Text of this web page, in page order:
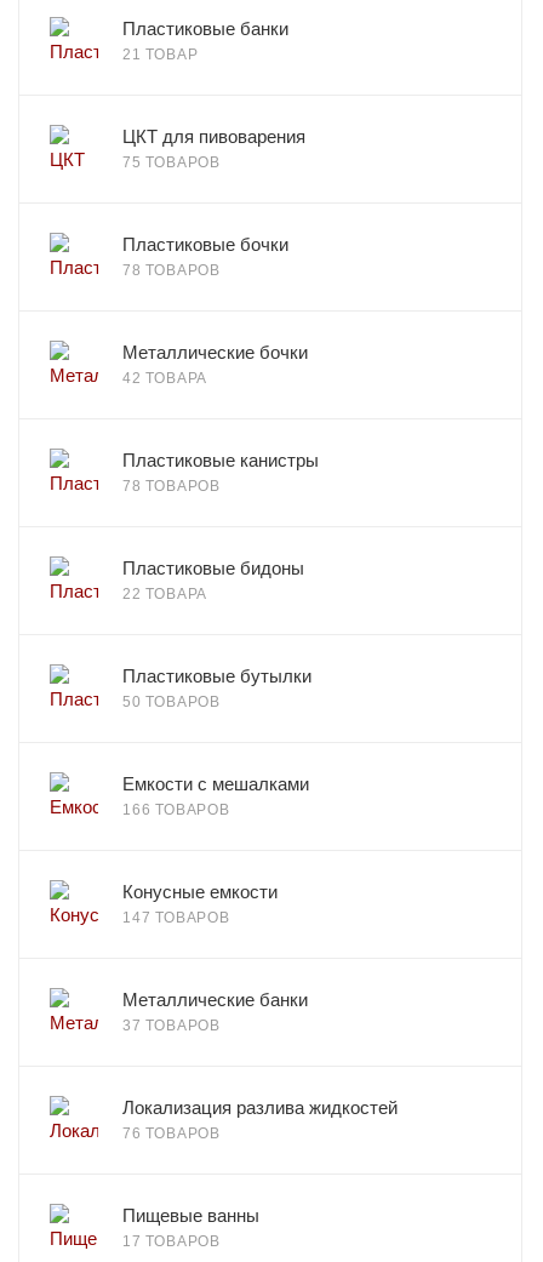
Пластиковые банки
21 ТОВАР
ЦКТ для пивоварения
75 ТОВАРОВ
Пластиковые бочки
78 ТОВАРОВ
Металлические бочки
42 ТОВАРА
Пластиковые канистры
78 ТОВАРОВ
Пластиковые бидоны
22 ТОВАРА
Пластиковые бутылки
50 ТОВАРОВ
Емкости с мешалками
166 ТОВАРОВ
Конусные емкости
147 ТОВАРОВ
Металлические банки
37 ТОВАРОВ
Локализация разлива жидкостей
76 ТОВАРОВ
Пищевые ванны
17 ТОВАРОВ